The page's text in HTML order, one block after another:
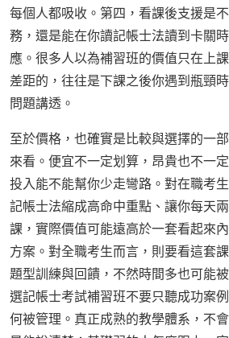
每個人都吸收。第四，看課後支援是
務，還是能在你讀記帳士法讀到卡關
應。很多人以為補習班的價值只在上
差距的，往往是下課之後你遇到瓶頸
問題講透。
至於價格，也確實是比較與選擇的一
來看。便宜不一定划算，昂貴也不一
投入能不能幫你少走彎路。對在職考
記帳士法縮成高命中重點、讓你每天
課，實際價值可能遠高於一套看起來
方案。對全職考生而言，則要看這套
題型訓練與回饋，不然時間多也可能
選記帳士考試補習班不要只聽成功案
何被管理。真正成熟的教學體系，不